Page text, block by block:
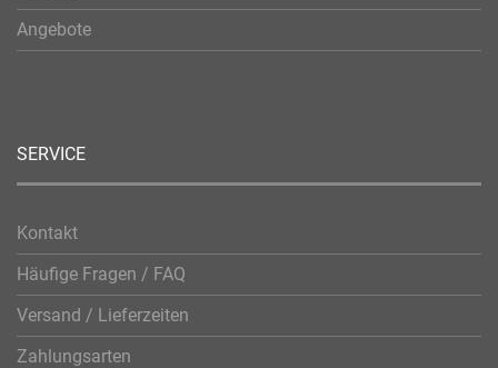
Angebote
SERVICE
Kontakt
Häufige Fragen / FAQ
Versand / Lieferzeiten
Zahlungsarten